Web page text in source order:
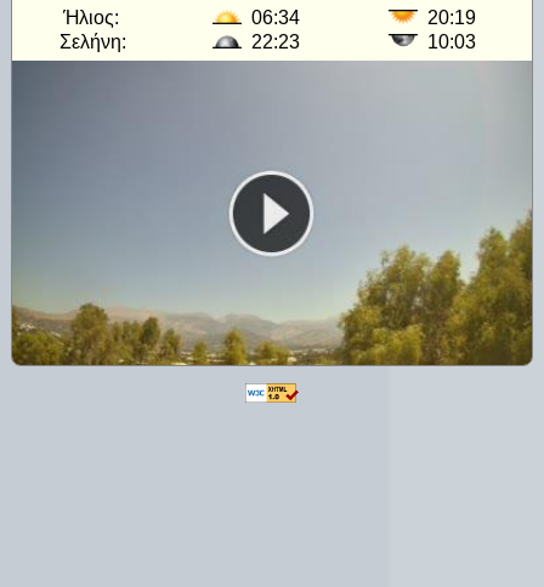
Ήλιος:
06:34
20:19
Σελήνη:
22:23 10:03